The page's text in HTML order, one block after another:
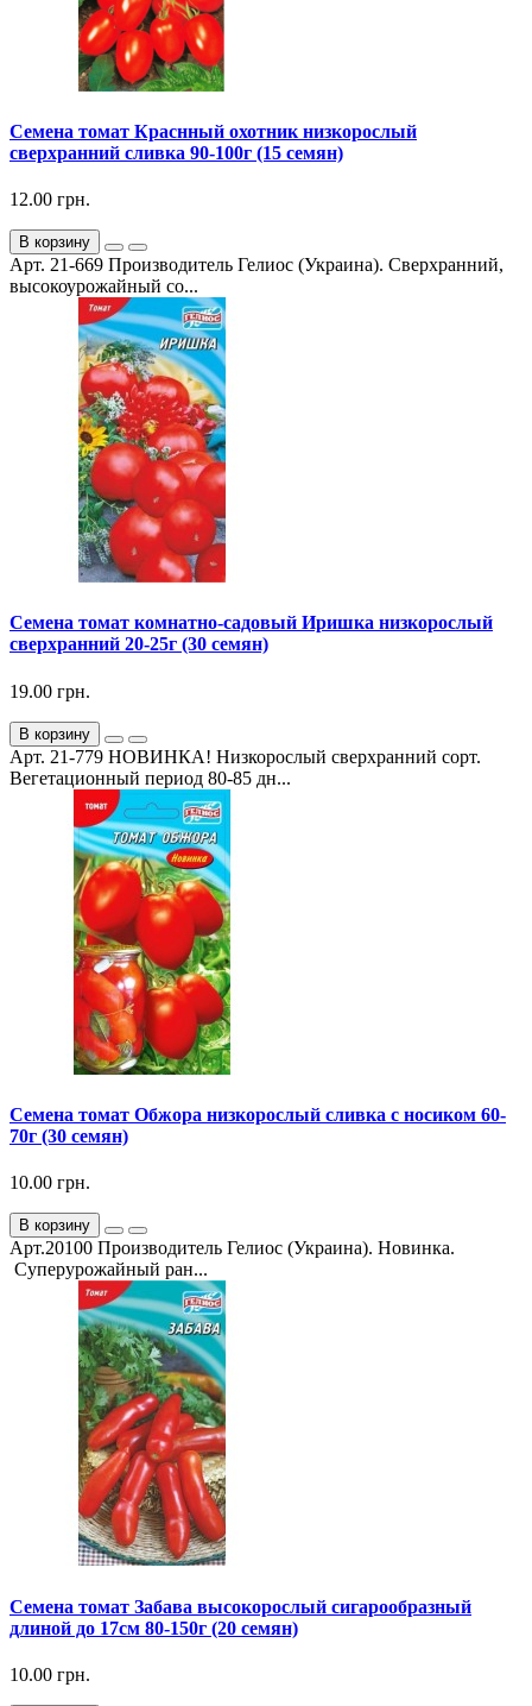
Семена томат Краснный охотник низкорослый
сверхранний сливка 90-100г (15 семян)
12.00 грн.
В корзину
Арт. 21-669 Производитель Гелиос (Украина). Сверхранний,
высокоурожайный со...
Семена томат комнатно-садовый Иришка низкорослый
сверхранний 20-25г (30 семян)
19.00 грн.
В корзину
Арт. 21-779 НОВИНКА! Низкорослый сверхранний сорт.
Вегетационный период 80-85 дн...
Семена томат Обжора низкорослый сливка с носиком 60-
70г (30 семян)
10.00 грн.
В корзину
Арт.20100 Производитель Гелиос (Украина). Новинка.
Суперурожайный ран...
Семена томат Забава высокорослый сигарообразный
длиной до 17см 80-150г (20 семян)
10.00 грн.